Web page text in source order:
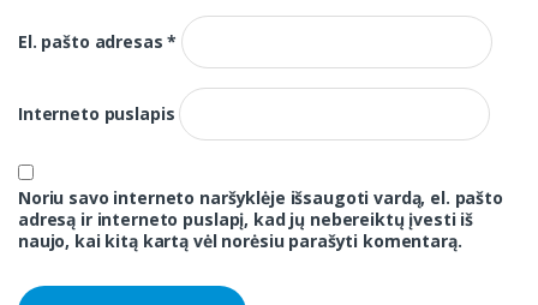
El. pašto adresas*
Interneto puslapis
Noriu savo interneto naršyklėje išsaugoti vardą, el. pašto
adresą ir interneto puslapį, kad jų nebereiktų įvesti iš
naujo, kai kitą kartą vėl norėsiu parašyti komentarą.